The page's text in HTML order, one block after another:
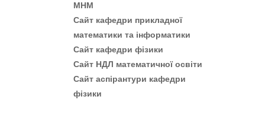
МНМ
Сайт кафедри прикладної
математики та інформатики
Сайт кафедри фізики
Сайт НДЛ математичної освіти
Сайт аспірантури кафедри
фізики